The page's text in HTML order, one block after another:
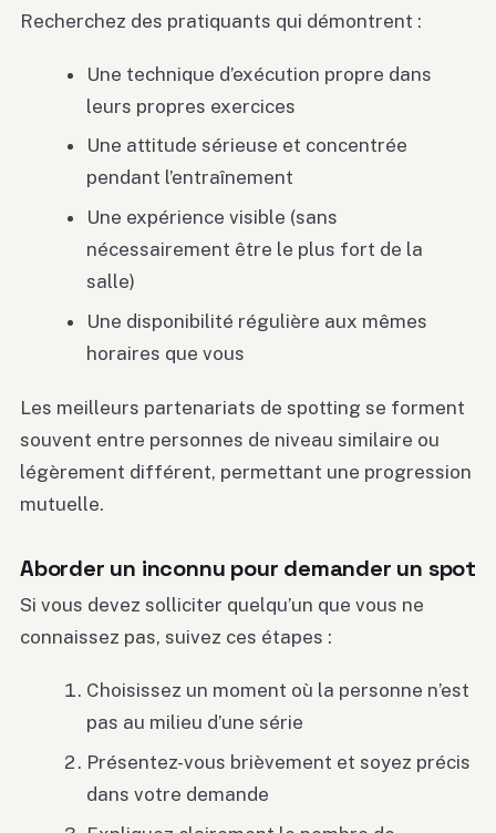
Recherchez des pratiquants qui démontrent :
Une technique d’exécution propre dans
leurs propres exercices
Une attitude sérieuse et concentrée
pendant l’entraînement
Une expérience visible (sans
nécessairement être le plus fort de la
salle)
Une disponibilité régulière aux mêmes
horaires que vous
Les meilleurs partenariats de spotting se forment
souvent entre personnes de niveau similaire ou
légèrement différent, permettant une progression
mutuelle.
Aborder un inconnu pour demander un spot
Si vous devez solliciter quelqu’un que vous ne
connaissez pas, suivez ces étapes :
Choisissez un moment où la personne n’est
pas au milieu d’une série
Présentez-vous brièvement et soyez précis
dans votre demande